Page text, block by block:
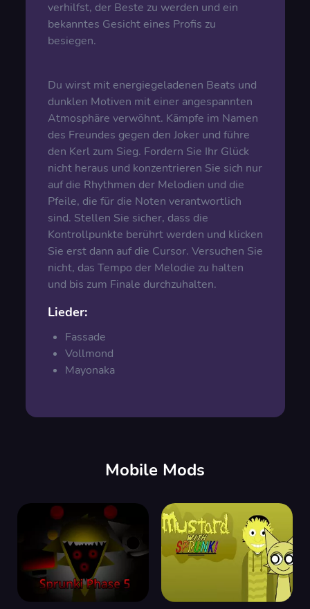
verhilfst, der Beste zu werden und ein
bekanntes Gesicht eines Profis zu
besiegen.
Du wirst mit energiegeladenen Beats und
dunklen Motiven mit einer angespannten
Atmosphäre verwöhnt. Kämpfe im Namen
des Freundes gegen den Joker und führe
den Kerl zum Sieg. Fordern Sie Ihr Glück
nicht heraus und konzentrieren Sie sich nur
auf die Rhythmen der Melodien und die
Pfeile, die für die Noten verantwortlich
sind. Stellen Sie sicher, dass die
Kontrollpunkte berührt werden und klicken
Sie erst dann auf die Cursor. Versuchen Sie
nicht, das Tempo der Melodie zu halten
und bis zum Finale durchzuhalten.
Lieder:
Fassade
Vollmond
Mayonaka
Mobile Mods